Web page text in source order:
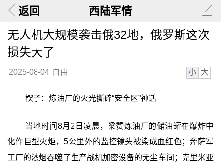
返回 西陆军情
无人机大规模袭击俄32地，俄罗斯这次
损失大了
2025-08-04 自由 小 大
楔子：炼油厂的火光撕碎“安全区”神话
当地时间8月2日凌晨，梁赞炼油厂的储油罐在爆炸中
化作巨型火炬，5公里外的监控镜头被染成血红色；奔萨军
工厂的浓烟吞噬了生产战机加密设备的无尘车间；克里米亚